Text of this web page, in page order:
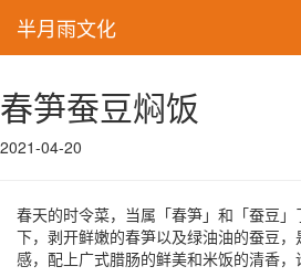
半月雨文化
春笋蚕豆焖饭
2021-04-20
春天的时令菜，当属「春笋」和「蚕豆
下，剥开鲜嫩的春笋以及绿油油的蚕豆
感，配上广式腊肠的鲜美和米饭的清香，